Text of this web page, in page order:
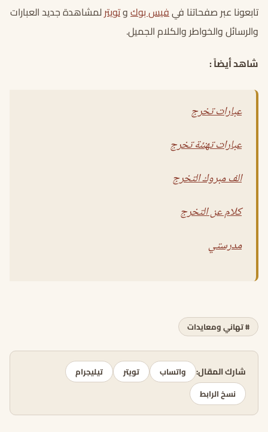
تابعونا عبر صفحاتنا فيفيس بوكوتويترلمشاهدة جديد العبارات
والرسائل والخواطر والكلام الجميل.
شاهد أيضاً :
عبارات تخرج
عبارات تهنئة تخرج
الف مبروك التخرج
كلام عن التخرج
مدرستي
# تهاني ومعايدات
شارك المقال: واتساب تويتر
تيليجرام
نسخ الرابط